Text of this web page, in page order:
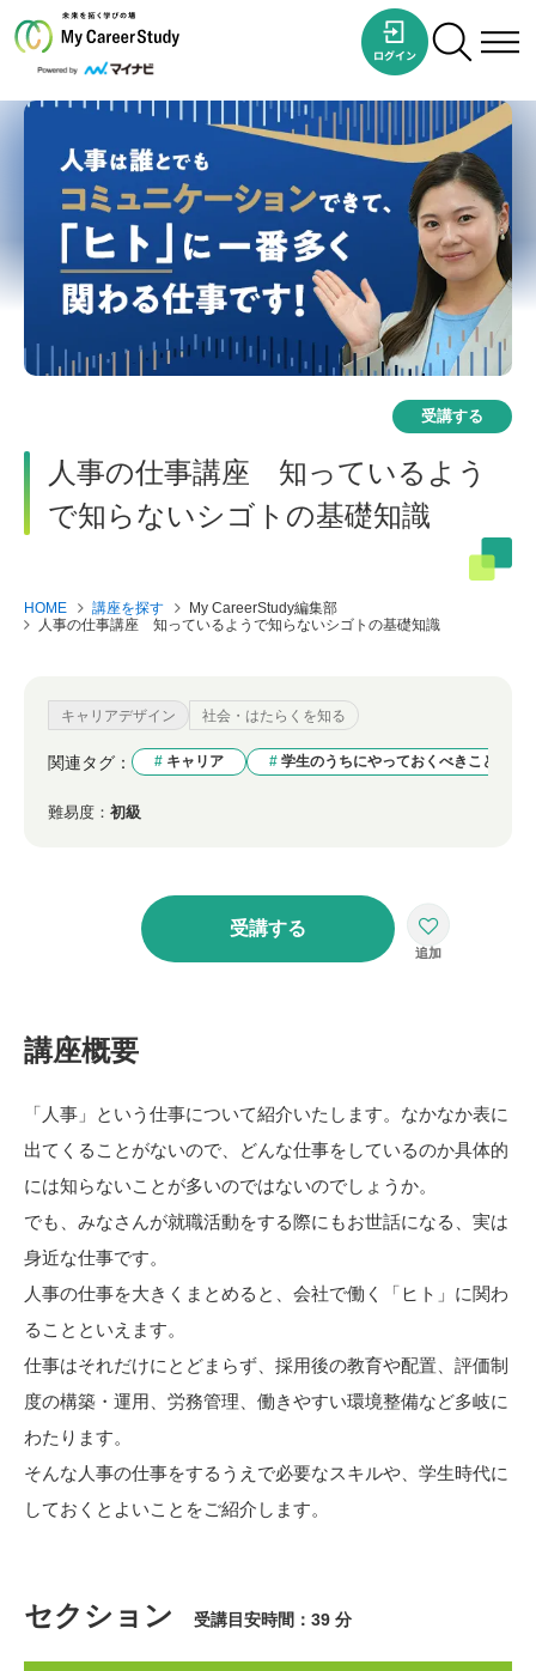
受講する
人事の仕事講座 知っているよう
で知らないシゴトの基礎知識
HOME 講座を探す
My CareerStudy編集部
人事の仕事講座 知っているようで知らないシゴトの基礎知識
キャリアデザイン 社会・はたらくを知る
関連タグ： キャリア 学生のうちにやっておくべきこと
難易度： 初級
受講する
講座概要
「人事」という仕事について紹介いたします。なかなか表に
出てくることがないので、どんな仕事をしているのか具体的
には知らないことが多いのではないのでしょうか。
でも、みなさんが就職活動をする際にもお世話になる、実は
身近な仕事です。
人事の仕事を大きくまとめると、会社で働く「ヒト」に関わ
ることといえます。
仕事はそれだけにとどまらず、採用後の教育や配置、評価制
度の構築・運用、労務管理、働きやすい環境整備など多岐に
わたります。
そんな人事の仕事をするうえで必要なスキルや、学生時代に
しておくとよいことをご紹介します。
セクション 受講目安時間：39 分